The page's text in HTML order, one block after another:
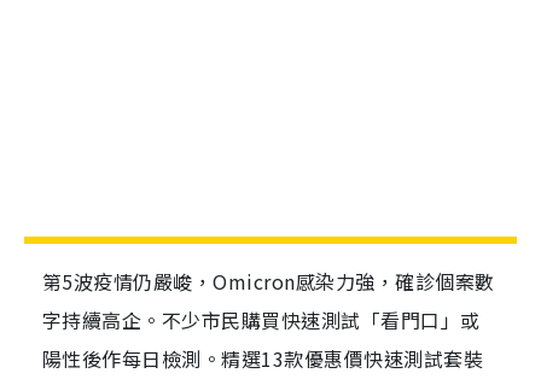
第5波疫情仍嚴峻，Omicron感染力強，確診個案數
字持續高企。不少市民購買快速測試「看門口」或
陽性後作每日檢測。精選13款優惠價快速測試套裝